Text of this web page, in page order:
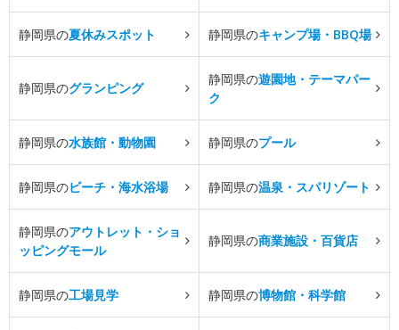
静岡県の夏休みスポット 静岡県のキャンプ場・BBQ場
静岡県のグランピング
静岡県の遊園地・テーマパー
ク
静岡県の水族館・動物園 静岡県のプール
静岡県のビーチ・海水浴場 静岡県の温泉・スパリゾート
静岡県のアウトレット・ショ
ッピングモール
静岡県の商業施設・百貨店
静岡県の工場見学 静岡県の博物館・科学館